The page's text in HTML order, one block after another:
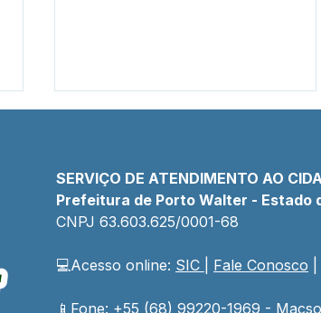
PP SRP 019/2025 - Aviso de
SERVIÇO DE ATENDIMENTO AO
Prefeitura de Porto Walter - Estado
CNPJ 63.603.625/0001-68
💻Acesso online: SIC Fale Conosco
📱Fone: +55 (68) 99220-1969 -